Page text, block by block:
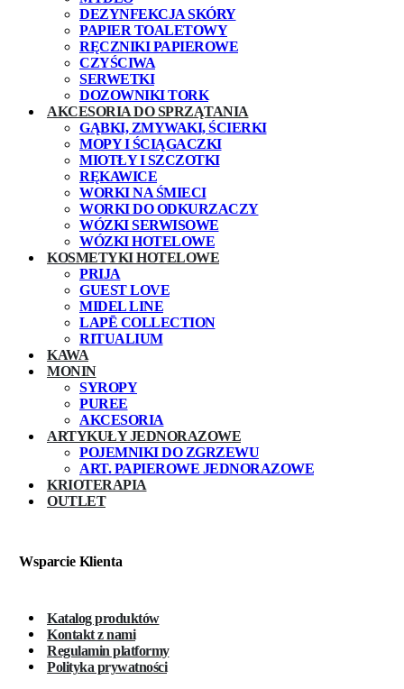
DEZYNFEKCJA SKÓRY
PAPIER TOALETOWY
RĘCZNIKI PAPIEROWE
CZYŚCIWA
SERWETKI
DOZOWNIKI TORK
AKCESORIA DO SPRZĄTANIA
GĄBKI, ZMYWAKI, ŚCIERKI
MOPY I ŚCIĄGACZKI
MIOTŁY I SZCZOTKI
RĘKAWICE
WORKI NA ŚMIECI
WORKI DO ODKURZACZY
WÓZKI SERWISOWE
WÓZKI HOTELOWE
KOSMETYKI HOTELOWE
PRIJA
GUEST LOVE
MIDEL LINE
LAPĒ COLLECTION
RITUALIUM
KAWA
MONIN
SYROPY
PUREE
AKCESORIA
ARTYKUŁY JEDNORAZOWE
POJEMNIKI DO ZGRZEWU
ART. PAPIEROWE JEDNORAZOWE
KRIOTERAPIA
OUTLET
Wsparcie Klienta
Katalog produktów
Kontakt z nami
Regulamin platformy
Polityka prywatności